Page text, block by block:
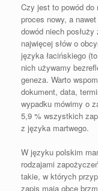
Czy jest to powód
proces nowy, a
dowód niech
najwięcej słów o
języka łacińskiego
nich używamy
geneza. Warto
dokument, data,
wypadku mówimy o
5,9 % wszystkich
z języka martwego.
W języku polskim
rodzajami
takie, w których
zapis mają obce